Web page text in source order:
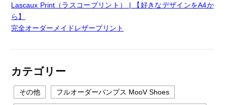
Lascaux Print（ラスコープリント） | 【好きなデザインをA4か
ら】
完全オーダーメイドレザープリント
カテゴリー
その他 フルオーダーパンプス MooV Shoes